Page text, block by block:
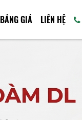
BẢNG GIÁ LIÊN HỆ